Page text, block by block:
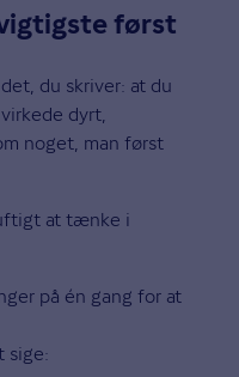
først
du skriver: at du
dyrt,
noget, man først
at tænke i
på én gang for at
sige: